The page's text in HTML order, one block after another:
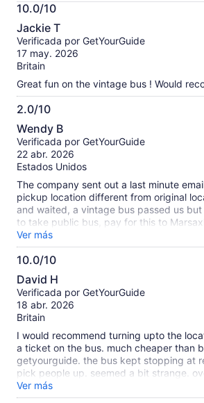
información
sobre
las
opiniones
verificadas
10.0/10
10.0
de
10
Jackie T
Verificada por GetYourGuide
17 may. 2026
Britain
Great fun on the vintage bus ! Would
2.0/10
2.0
de
10
Wendy B
Verificada por GetYourGuide
22 abr. 2026
Estados Unidos
The company sent out a last minute
pickup location different from original
and waited, a vintage bus passed us but
to take public bus, pay for this to
shorter now and we rode the vintage bus
tried to contact the company once they
I questioned the driver who barely
definitely would not book this tour again.
it will cost you €2.50 each way. We were
the public bus. Much easier.
Ver más
10.0/10
10.0
de
10
David H
Verificada por GetYourGuide
18 abr. 2026
Britain
I would recommend turning upto the
a ticket on the bus. much cheaper than
getyourguide. the bus kept stopping at
pick people up. seemed a bit strange.
looking busses.
Ver más